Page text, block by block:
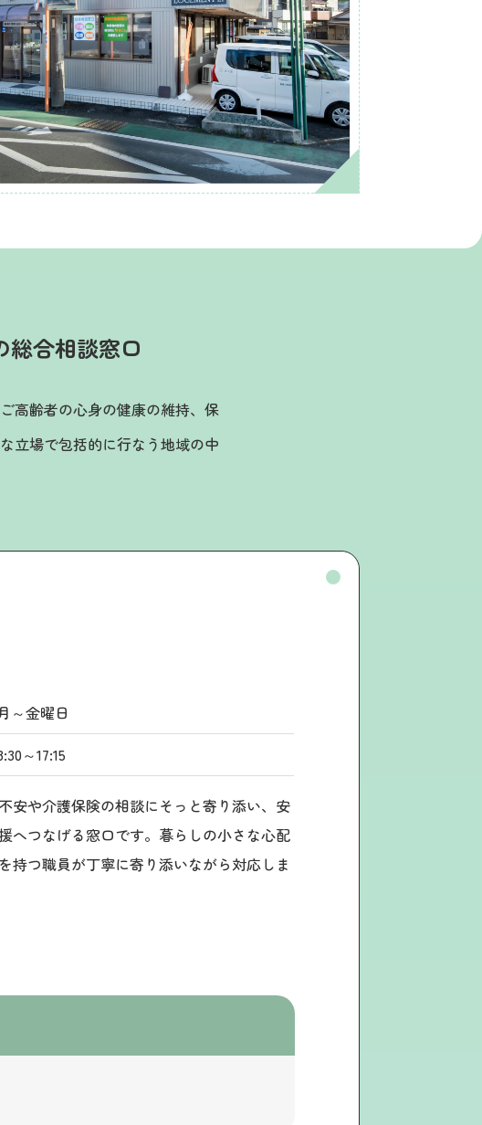
総合相談窓口
高齢者の心身の健康の維持、保
立場で包括的に行なう地域の中
～金曜日
～17:15
安や介護保険の相談にそっと寄り添い、安
へつなげる窓口です。暮らしの小さな心配
持つ職員が丁寧に寄り添いながら対応しま